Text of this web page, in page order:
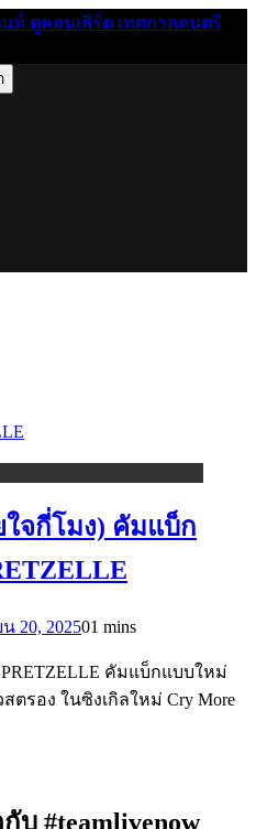
ดูคอนเสิร์ต เทศกาลดนตรี เพลง
ใจกี่โมง) คัมแบ็ก
20, 202501 mins
คัมแบ็กแบบใหม่
รอง ในซิงเกิลใหม่ Cry More
บ #teamlivenow